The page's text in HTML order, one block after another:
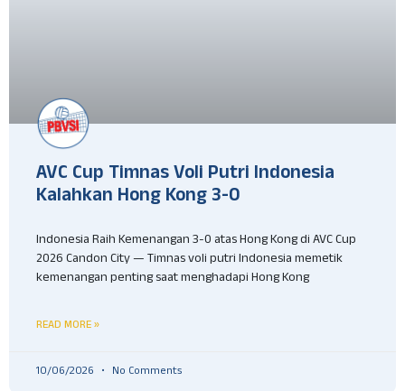
AVC Cup Timnas Voli Putri Indonesia
Kalahkan Hong Kong 3-0
Indonesia Raih Kemenangan 3-0 atas Hong Kong di AVC Cup
2026 Candon City — Timnas voli putri Indonesia memetik
kemenangan penting saat menghadapi Hong Kong
READ MORE »
10/06/2026 No Comments